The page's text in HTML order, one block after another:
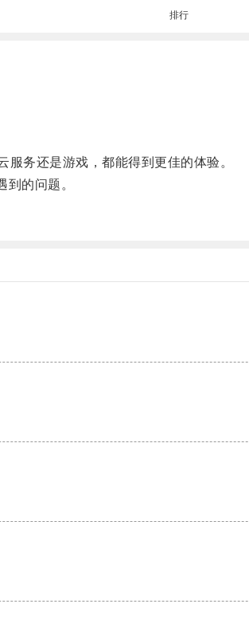
排行
务还是游戏，都能得到更佳的体验。
的问题。